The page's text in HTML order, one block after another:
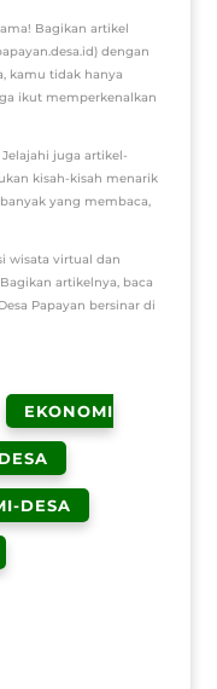
Bagikan artikel
dengan
kamu tidak hanya
ikut memperkenalkan
juga artikel-
kisah-kisah menarik
yang membaca,
wisata virtual dan
artikelnya, baca
Papayan bersinar di
EKONOMI
DESA